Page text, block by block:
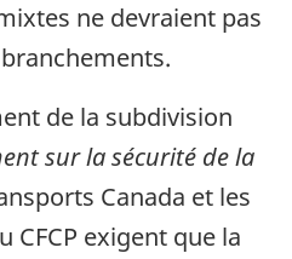
ne devraient pas
de la subdivision
sur la sécurité de la
Canada et les
CFCP exigent que la